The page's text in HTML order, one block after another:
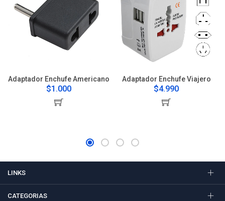
Adaptador Enchufe Americano
$1.000
Adaptador Enchufe Viajero
$4.990
LINKS
CATEGORIAS